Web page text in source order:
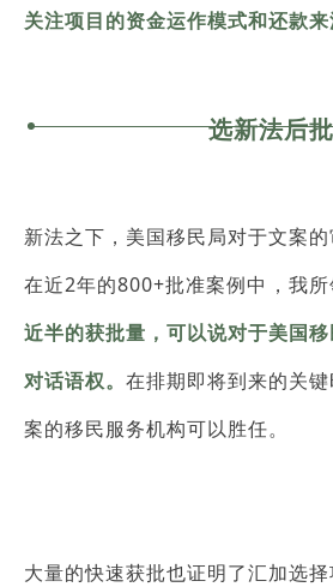
关注项目的资金运作模式和还款来
选新法后
新法之下，美国移民局对于文案的
在近2年的800+批准案例中，我所
近半的获批量，可以说对于美国
对话语权。 在排期即将到来的关
案的移民服务机构可以胜任。
大量的快速获批也证明了汇加选